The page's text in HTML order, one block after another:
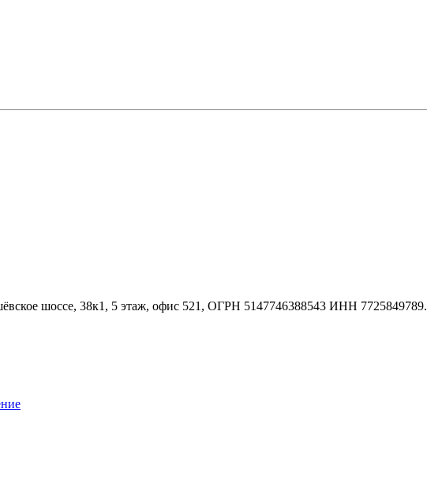
шоссе, 38к1, 5 этаж, офис 521, ОГРН 5147746388543 ИНН 7725849789.